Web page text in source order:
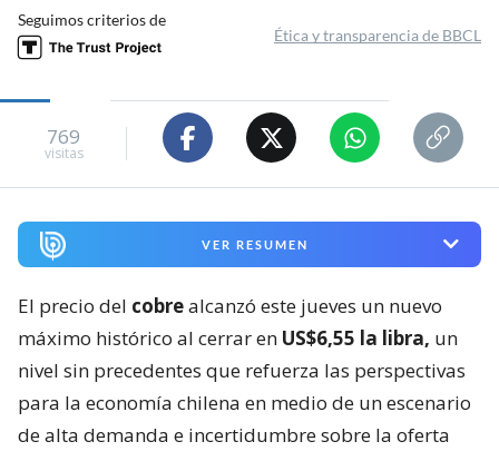
Seguimos criterios de
Ética y transparencia de BBCL
769
visitas
VER RESUMEN
El precio del cobrealcanzó este jueves un nuevo
máximo histórico al cerrar en US$6,55 la libra, un
nivel sin precedentes que refuerza las perspectivas
para la economía chilena en medio de un escenario
de alta demanda e incertidumbre sobre la oferta